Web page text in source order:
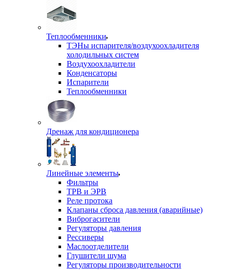
Теплообменники
ТЭНы испарителя/воздухоохладителя
холодильных систем
Воздухоохладители
Конденсаторы
Испарители
Теплообменники
Дренаж для кондиционера
Линейные элементы
Фильтры
ТРВ и ЭРВ
Реле протока
Клапаны сброса давления (аварийные)
Виброгасители
Регуляторы давления
Рессиверы
Маслоотделители
Глушители шума
Регуляторы производительности